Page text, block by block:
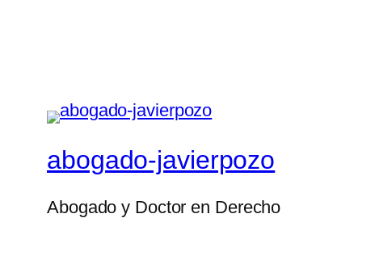
abogado-javierpozo
Abogado y Doctor en Derecho